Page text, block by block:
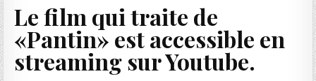
Le film qui traite de
«Pantin» est accessible en
streaming sur Youtube.